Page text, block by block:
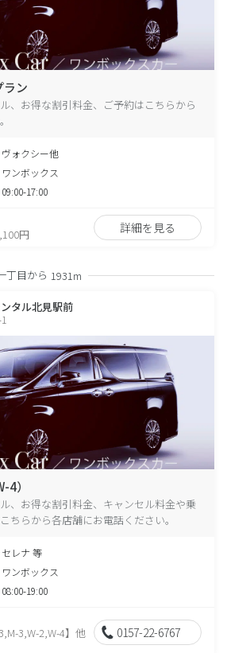
ラン
、お得な割引料金、ご予約はこちらから
ヴォクシー他
ワンボックス
09:00-17:00
円 詳細を見る
丁目から 1931m
タル北見駅前
4）
、お得な割引料金、キャンセル料金や乗
ちらから各店舗にお電話ください。
セレナ 等
ワンボックス
08:00-19:00
3,W-2,W-4】他 0157-22-6767